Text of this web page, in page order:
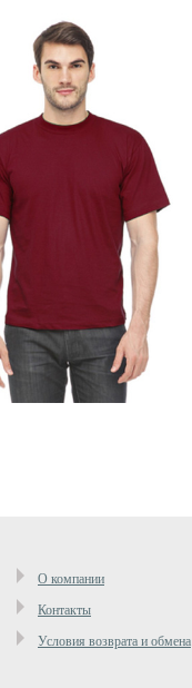
О компании
Контакты
Условия возврата и обмена